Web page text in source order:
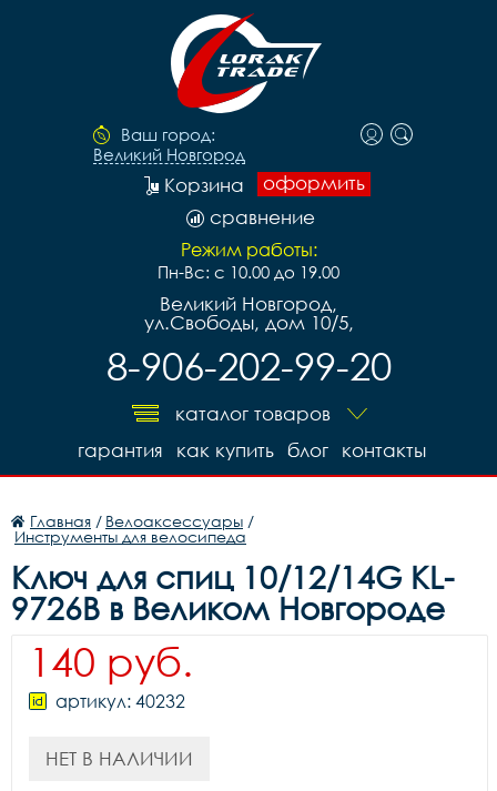
Ваш город:
Великий Новгород
оформить
Корзина
сравнение
Режим работы:
Пн-Вс: с 10.00 до 19.00
Великий Новгород,
ул.Свободы, дом 10/5,
8-906-202-99-20
каталог товаров
контакты
блог
как купить
гарантия
Главная / Велоаксессуары /
Инструменты для велосипеда
Ключ для спиц 10/12/14G KL-
9726B в Великом Новгороде
140 руб.
артикул: 40232
НЕТ В НАЛИЧИИ